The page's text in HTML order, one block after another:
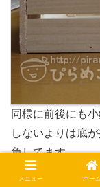
同様に前後にも
しないよりは底
負してます。
メニュー ホーム